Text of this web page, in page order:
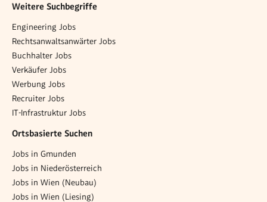
Weitere Suchbegriffe
Engineering Jobs
Rechtsanwaltsanwärter Jobs
Buchhalter Jobs
Verkäufer Jobs
Werbung Jobs
Recruiter Jobs
IT-Infrastruktur Jobs
Ortsbasierte Suchen
Jobs in Gmunden
Jobs in Niederösterreich
Jobs in Wien (Neubau)
Jobs in Wien (Liesing)